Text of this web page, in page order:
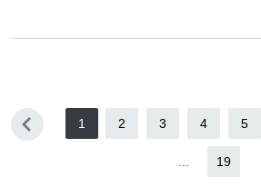
1 2 3 4 5
19